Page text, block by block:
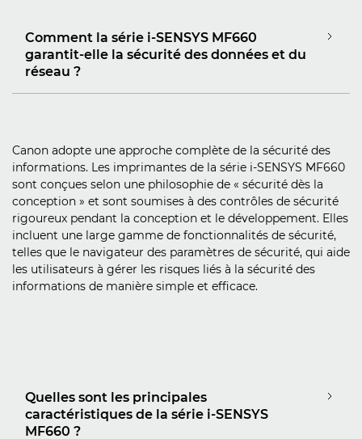
Comment la série i-SENSYS MF660
garantit-elle la sécurité des données et du
réseau ?
Canon adopte une approche complète de la sécurité des
informations. Les imprimantes de la série i-SENSYS MF660
sont conçues selon une philosophie de « sécurité dès la
conception » et sont soumises à des contrôles de sécurité
rigoureux pendant la conception et le développement. Elles
incluent une large gamme de fonctionnalités de sécurité,
telles que le navigateur des paramètres de sécurité, qui aide
les utilisateurs à gérer les risques liés à la sécurité des
informations de manière simple et efficace.
Quelles sont les principales
caractéristiques de la série i-SENSYS
MF660 ?